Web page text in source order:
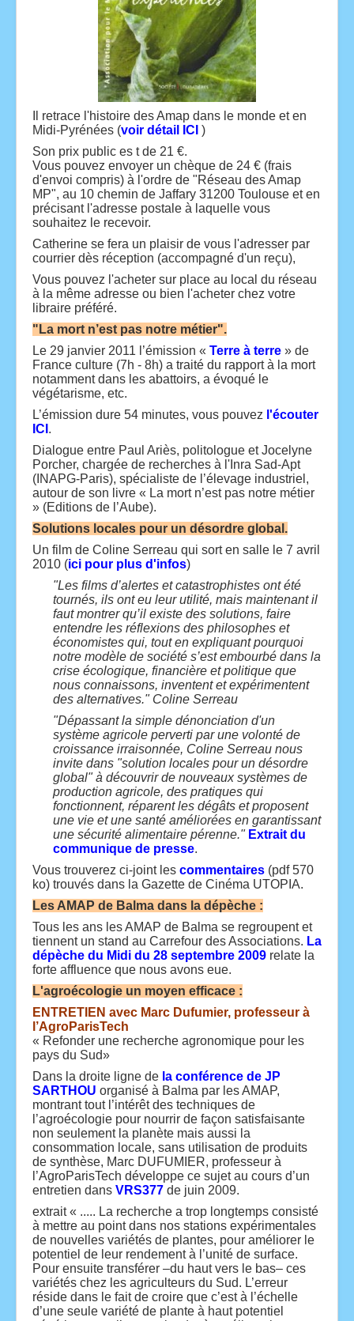
Il retrace l'histoire des Amap dans le monde et en
Midi-Pyrénées (voir détail ICI )
Son prix public es t de 21 €.
Vous pouvez envoyer un chèque de 24 € (frais
d'envoi compris) à l'ordre de "Réseau des Amap
MP", au 10 chemin de Jaffary 31200 Toulouse et en
précisant l'adresse postale à laquelle vous
souhaitez le recevoir.
Catherine se fera un plaisir de vous l'adresser par
courrier dès réception (accompagné d'un reçu),
Vous pouvez l'acheter sur place au local du réseau
à la même adresse ou bien l'acheter chez votre
libraire préféré.
"La mort n’est pas notre métier".
Le 29 janvier 2011 l’émission « Terre à terre » de
France culture (7h - 8h) a traité du rapport à la mort
notamment dans les abattoirs, a évoqué le
végétarisme, etc.
L’émission dure 54 minutes, vous pouvez l'écouter
ICI .
Dialogue entre Paul Ariès, politologue et Jocelyne
Porcher, chargée de recherches à l'Inra Sad-Apt
(INAPG-Paris), spécialiste de l’élevage industriel,
autour de son livre « La mort n’est pas notre métier
» (Editions de l’Aube).
Solutions locales pour un désordre global.
Un film de Coline Serreau qui sort en salle le 7 avril
2010 (ici pour plus d'infos)
"Les films d’alertes et catastrophistes ont été
tournés, ils ont eu leur utilité, mais maintenant il
faut montrer qu’il existe des solutions, faire
entendre les réflexions des philosophes et
économistes qui, tout en expliquant pourquoi
notre modèle de société s’est embourbé dans la
crise écologique, financière et politique que
nous connaissons, inventent et expérimentent
des alternatives." Coline Serreau
"Dépassant la simple dénonciation d'un
système agricole perverti par une volonté de
croissance irraisonnée, Coline Serreau nous
invite dans "solution locales pour un désordre
global" à découvrir de nouveaux systèmes de
production agricole, des pratiques qui
fonctionnent, réparent les dégâts et proposent
une vie et une santé améliorées en garantissant
une sécurité alimentaire pérenne." Extrait du
communique de presse.
Vous trouverez ci-joint les commentaires (pdf 570
ko) trouvés dans la Gazette de Cinéma UTOPIA.
Les AMAP de Balma dans la dépèche :
Tous les ans les AMAP de Balma se regroupent et
tiennent un stand au Carrefour des Associations. La
dépèche du Midi du 28 septembre 2009 relate la
forte affluence que nous avons eue.
L'agroécologie un moyen efficace :
ENTRETIEN avec Marc Dufumier, professeur à
l’AgroParisTech
« Refonder une recherche agronomique pour les
pays du Sud»
Dans la droite ligne de la conférence de JP
SARTHOU organisé à Balma par les AMAP,
montrant tout l’intérêt des techniques de
l’agroécologie pour nourrir de façon satisfaisante
non seulement la planète mais aussi la
consommation locale, sans utilisation de produits
de synthèse, Marc DUFUMIER, professeur à
l’AgroParisTech développe ce sujet au cours d’un
entretien dans VRS377 de juin 2009.
extrait « ..... La recherche a trop longtemps consisté
à mettre au point dans nos stations expérimentales
de nouvelles variétés de plantes, pour améliorer le
potentiel de leur rendement à l’unité de surface.
Pour ensuite transférer –du haut vers le bas– ces
variétés chez les agriculteurs du Sud. L’erreur
réside dans le fait de croire que c’est à l’échelle
d’une seule variété de plante à haut potentiel